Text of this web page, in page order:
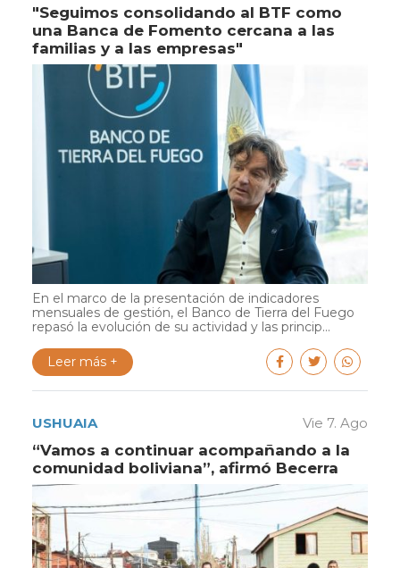
"Seguimos consolidando al BTF como
una Banca de Fomento cercana a las
familias y a las empresas"
En el marco de la presentación de indicadores
mensuales de gestión, el Banco de Tierra del Fuego
repasó la evolución de su actividad y las princip...
Leer más +
USHUAIA Vie 7. Ago
“Vamos a continuar acompañando a la
comunidad boliviana”, afirmó Becerra